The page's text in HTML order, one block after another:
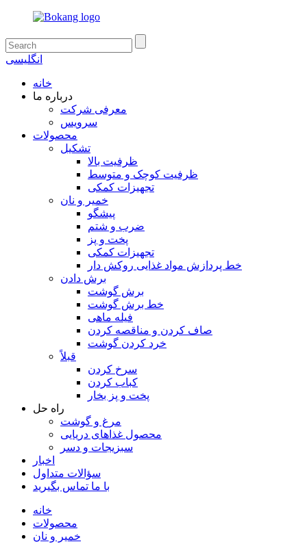
انگلیسی
خانه
درباره ما
معرفی شرکت
سرویس
محصولات
تشکیل
ظرفیت بالا
ظرفیت کوچک و متوسط
تجهیزات کمکی
خمیر و نان
پیشگو
ضرب و شتم
پخت و پز
تجهیزات کمکی
خط پردازش مواد غذایی روکش دار
برش دادن
برش گوشت
خط برش گوشت
فیله ماهی
صاف کردن و مناقصه کردن
خرد کردن گوشت
قبلاً
سرخ کردن
کباب کردن
پخت و پز بخار
راه حل
مرغ و گوشت
محصول غذاهای دریایی
سبزیجات و دسر
اخبار
سؤالات متداول
با ما تماس بگیرید
خانه
محصولات
خمیر و نان